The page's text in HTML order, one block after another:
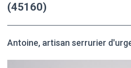
(45160)
Antoine, artisan serrurier